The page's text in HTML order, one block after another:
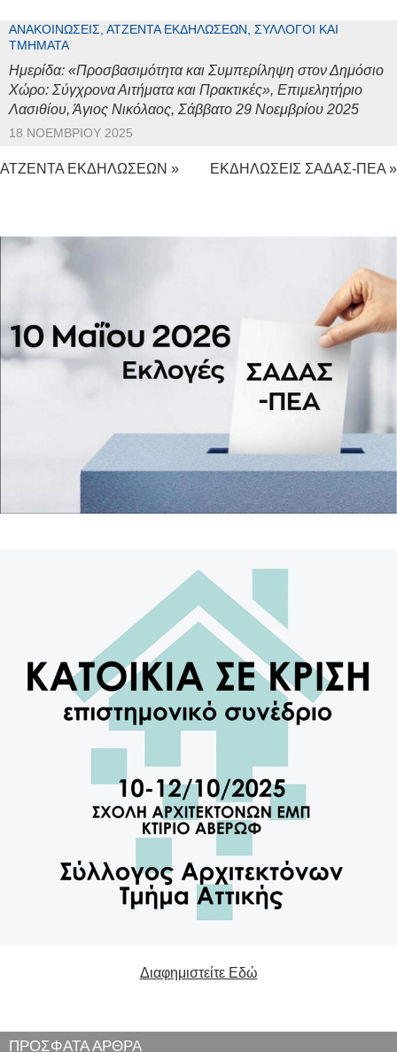
ΑΝΑΚΟΙΝΏΣΕΙΣ, ΑΤΖΈΝΤΑ ΕΚΔΗΛΏΣΕΩΝ, ΣΎΛΛΟΓΟΙ ΚΑΙ
ΤΜΉΜΑΤΑ
Ημερίδα: «Προσβασιμότητα και Συμπερίληψη στον Δημόσιο
Χώρο: Σύγχρονα Αιτήματα και Πρακτικές», Επιμελητήριο
Λασιθίου, Άγιος Νικόλαος, Σάββατο 29 Νοεμβρίου 2025
18 ΝΟΕΜΒΡΊΟΥ 2025
ΑΤΖΕΝΤΑ ΕΚΔΗΛΩΣΕΩΝ » ΕΚΔΗΛΩΣΕΙΣ ΣΑΔΑΣ-ΠΕΑ »
Διαφημιστείτε Εδώ
ΠΡΟΣΦΑΤΑ ΑΡΘΡΑ